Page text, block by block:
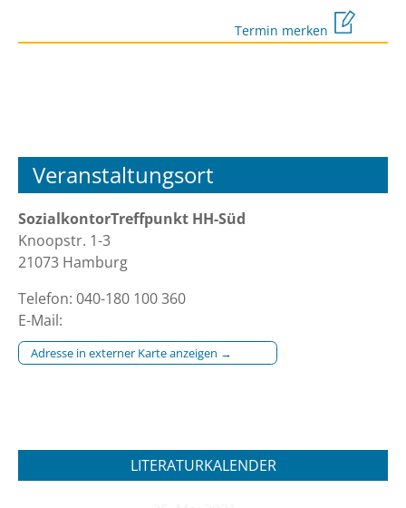
Termin merken
Veranstaltungsort
SozialkontorTreffpunkt HH-Süd
Knoopstr. 1-3
21073 Hamburg
Telefon: 040-180 100 360
E-Mail:
Adresse in externer Karte anzeigen →
LITERATURKALENDER